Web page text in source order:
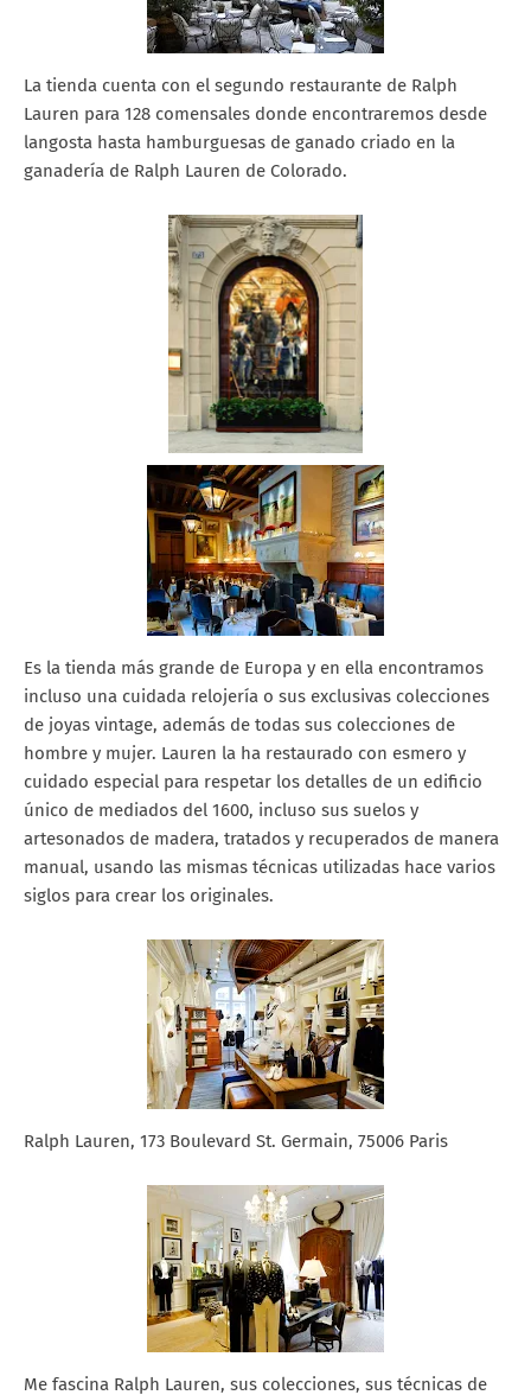
La tienda cuenta con el segundo restaurante de Ralph
Lauren para 128 comensales donde encontraremos desde
langosta hasta hamburguesas de ganado criado en la
ganadería de Ralph Lauren de Colorado.
Es la tienda más grande de Europa y en ella encontramos
incluso una cuidada relojería o sus exclusivas colecciones
de joyas vintage, además de todas sus colecciones de
hombre y mujer. Lauren la ha restaurado con esmero y
cuidado especial para respetar los detalles de un edificio
único de mediados del 1600, incluso sus suelos y
artesonados de madera, tratados y recuperados de manera
manual, usando las mismas técnicas utilizadas hace varios
siglos para crear los originales.
Ralph Lauren, 173 Boulevard St. Germain, 75006 Paris
Me fascina Ralph Lauren, sus colecciones, sus técnicas de